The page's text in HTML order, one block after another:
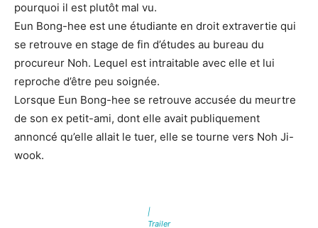
pourquoi il est plutôt mal vu.
Eun Bong-hee est une étudiante en droit extravertie qui
se retrouve en stage de fin d’études au bureau du
procureur Noh. Lequel est intraitable avec elle et lui
reproche d’être peu soignée.
Lorsque Eun Bong-hee se retrouve accusée du meurtre
de son ex petit-ami, dont elle avait publiquement
annoncé qu’elle allait le tuer, elle se tourne vers Noh Ji-
wook.
|
Trailer